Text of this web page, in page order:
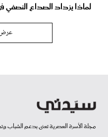
لماذا يزداد الصداع النصفي
عرض
مجلة الأسرة العصرية تعنى بدعم الشباب